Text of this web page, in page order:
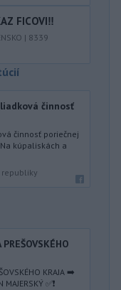
FICOVI‼️
| 8339
činnosť
činnosť poriečnej
kúpaliskách a
KRAJA ➡️
✅️❗️